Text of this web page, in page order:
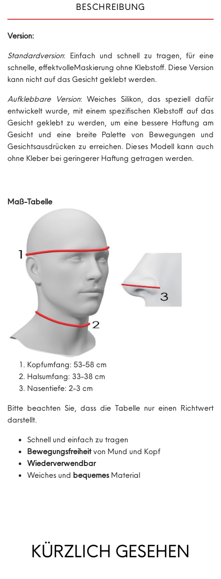
BESCHREIBUNG
Version:
Standardversion: Einfach und schnell zu tragen, für eine
schnelle, effektvolleMaskierung ohne Klebstoff. Diese Version
kann nicht auf das Gesicht geklebt werden.
Aufklebbare Version: Weiches Silikon, das speziell dafür
entwickelt wurde, mit einem spezifischen Klebstoff auf das
Gesicht geklebt zu werden, um eine bessere Haftung am
Gesicht und eine breite Palette von Bewegungen und
Gesichtsausdrücken zu erreichen. Dieses Modell kann auch
ohne Kleber bei geringerer Haftung getragen werden.
Maß-Tabelle
Kopfumfang: 53-58 cm
Halsumfang: 33-38 cm
Nasentiefe: 2-3 cm
Bitte beachten Sie, dass die Tabelle nur einen Richtwert
darstellt.
Schnell und einfach zu tragen
Bewegungsfreiheitvon Mund und Kopf
Wiederverwendbar
Weiches und bequemesMaterial
KÜRZLICH GESEHEN